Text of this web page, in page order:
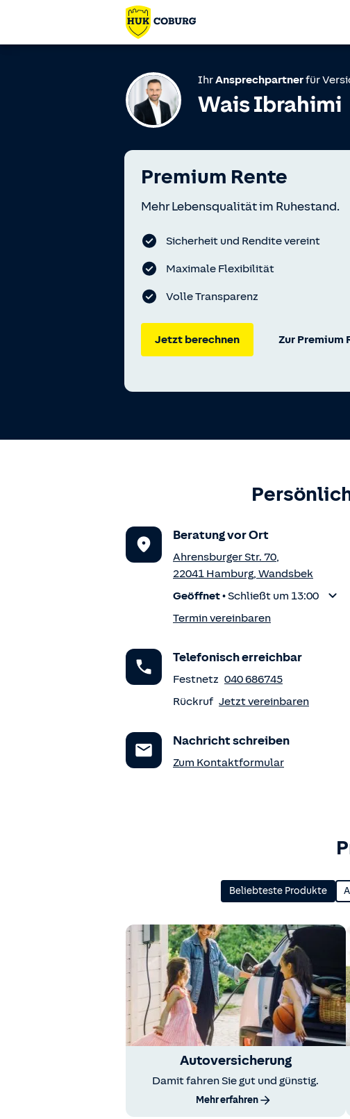
IhrAnsprechpartnerfür
Wais Ibrahimi
Premium Rente
Mehr Lebensqualität im Ruhestand.
Sicherheit und Rendite vereint
Maximale Flexibilität
Volle Transparenz
Jetzt berechnen Zur Premium
Beratung vor Ort
Ahrensburger Str. 70,
22041 Hamburg, Wandsbek
Geöffnet•Schließt um 13:00
Termin vereinbaren
Telefonisch erreichbar
Festnetz 040 686745
Rückruf Jetzt vereinbaren
Nachricht schreiben
Zum Kontaktformular
Beliebteste Produkte
Autoversicherung
Damit fahren Sie gut und günstig.
Mehr erfahren